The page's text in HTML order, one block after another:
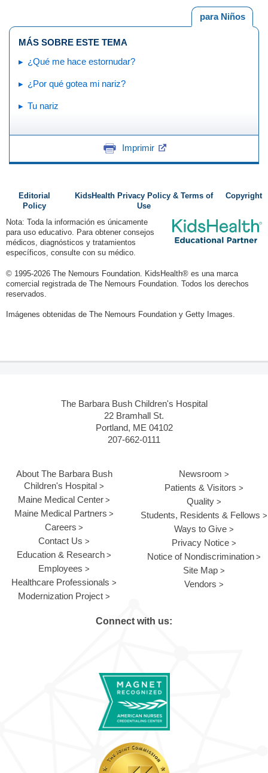
para Niños
MÁS SOBRE ESTE TEMA
¿Qué me hace estornudar?
¿Por qué gotea mi nariz?
Tu nariz
Imprimir
Editorial
Policy
KidsHealth Privacy Policy & Terms of
Use
Copyright
Nota: Toda la información es únicamente
para uso educativo. Para obtener consejos
médicos, diagnósticos y tratamientos
específicos, consulte con su médico.
© 1995-2026 The Nemours Foundation. KidsHealth® es una marca
comercial registrada de The Nemours Foundation. Todos los derechos
reservados.
Imágenes obtenidas de The Nemours Foundation y Getty Images.
The Barbara Bush Children's Hospital
22 Bramhall St.
Portland, ME 04102
207-662-0111
About The Barbara Bush
Children's Hospital
Maine Medical Center
Maine Medical Partners
Careers
Contact Us
Education & Research
Employees
Healthcare Professionals
Modernization Project
Newsroom
Patients & Visitors
Quality
Students, Residents & Fellows
Ways to Give
Privacy Notice
Notice of Nondiscrimination
Site Map
Vendors
Connect with us: